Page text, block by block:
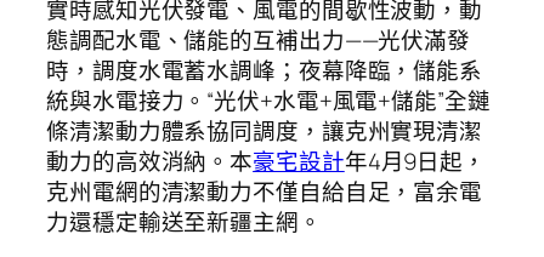
實時感知光伏發電、風電的間歇性波動，動
態調配水電、儲能的互補出力——光伏滿發
時，調度水電蓄水調峰；夜幕降臨，儲能系
統與水電接力。“光伏+水電+風電+儲能”全鏈
條清潔動力體系協同調度，讓克州實現清潔
動力的高效消納。本豪宅設計年4月9日起，
克州電網的清潔動力不僅自給自足，富余電
力還穩定輸送至新疆主網。